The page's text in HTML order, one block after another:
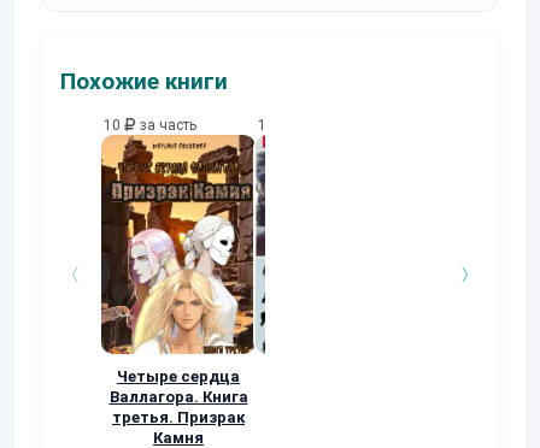
Похожие книги
10 за часть
Четыре сердца
Валлагора. Книга
третья. Призрак
Камня
10